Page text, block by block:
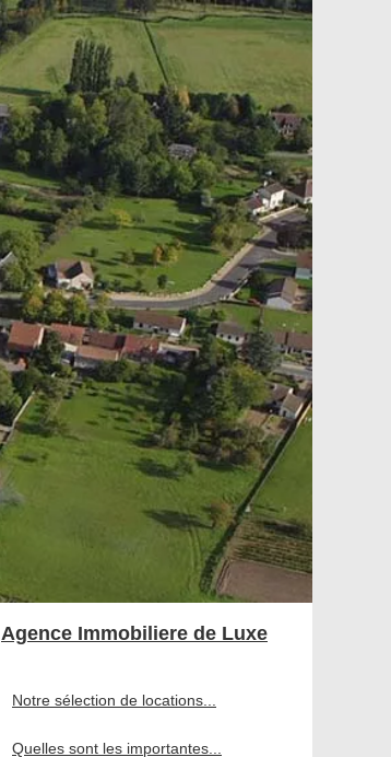
Agence Immobiliere de Luxe
Notre sélection de locations...
Quelles sont les importantes...